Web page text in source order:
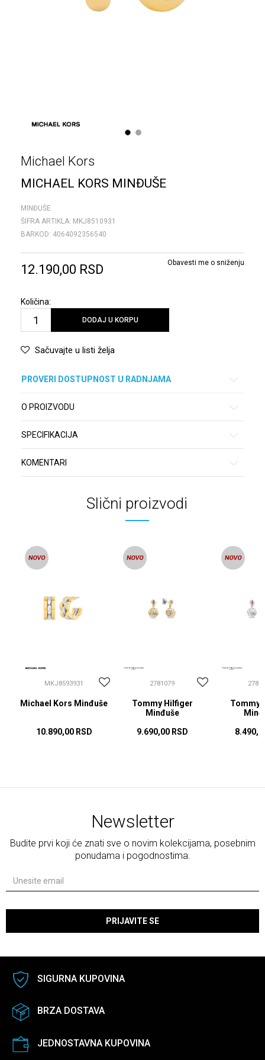
1 2
Michael Kors
MICHAEL KORS MINĐUŠE
MINĐUŠE
ŠIFRA ARTIKLA: MKJ8510931
BARKOD: 4064092356540
12.190,00 RSD Obavesti me o sniženju
Količina:
DODAJ U KORPU
Sačuvajte u listi želja
PROVERI DOSTUPNOST U RADNJAMA
O PROIZVODU
SPECIFIKACIJA
KOMENTARI
Slični proizvodi
MKJ8593931
Michael Kors Minđuše
10.890,00 RSD
2781079
Tommy Hilfiger
Minđuše
9.690,00 RSD
Tommy
Newsletter
Budite prvi koji će znati sve o novim kolekcijama, posebnim
ponudama i pogodnostima.
PRIJAVITE SE
SIGURNA KUPOVINA
BRZA DOSTAVA
JEDNOSTAVNA KUPOVINA